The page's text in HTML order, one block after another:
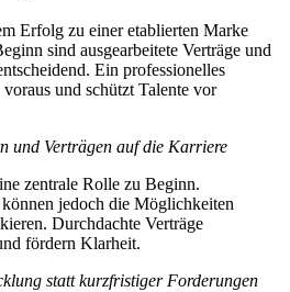
Erfolg zu einer etablierten Marke
sind ausgearbeitete Verträge und
Ein professionelles
und schützt Talente vor
und Verträgen auf die Karriere
zentrale Rolle zu Beginn.
jedoch die Möglichkeiten
Durchdachte Verträge
fördern Klarheit.
statt kurzfristiger Forderungen